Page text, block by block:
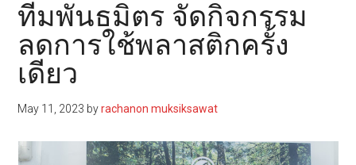
ทีมพันธมิตร จัดกิจกรรม
ลดการใช้พลาสติกครั้ง
เดียว
May 11, 2023 byrachanon muksiksawat